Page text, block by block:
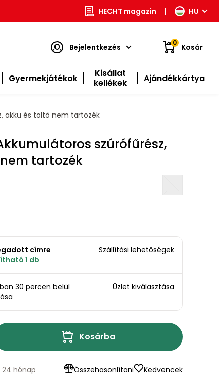
HECHT magazin | HU
Bejelentkezés 0 Kosár
Gyermekjátékok
Kisállat
kellékek
Ajándékkártya
akku és töltő nem tartozék
Akkumulátoros szúrófűrész,
tartozék
címre
1 db
Szállítási lehetőségek
30 percen belül
Üzlet kiválasztása
Kosárba
Összehasonlítani Kedvencek
24 hónap